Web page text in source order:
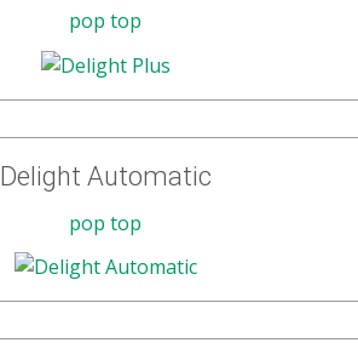
pop top
Delight Automatic
pop top